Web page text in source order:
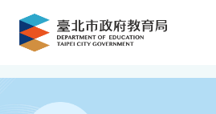
跳到主要內容